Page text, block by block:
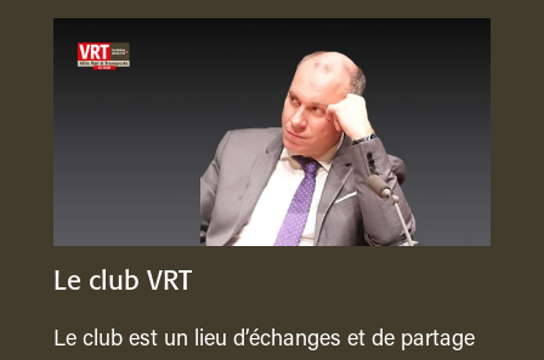
Le club VRT
Le club est un lieu d’échanges et de partage